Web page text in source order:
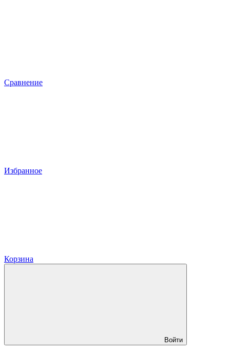
Сравнение
Избранное
Корзина
Войти